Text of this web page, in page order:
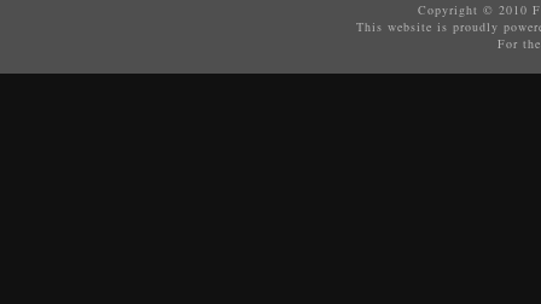
Copyright © 2010
This website is proudly
For